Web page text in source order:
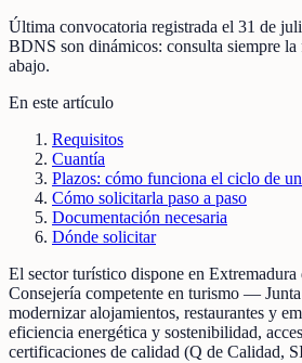
Última convocatoria registrada el 31 de
BDNS son dinámicos: consulta siempre
abajo.
En este artículo
Requisitos
Cuantía
Plazos: cómo funciona el ciclo de
Cómo solicitarla paso a paso
Documentación necesaria
Dónde solicitar
El sector turístico dispone en Extremadura
Consejería competente en turismo —
modernizar alojamientos, restaurantes y
eficiencia energética y sostenibilidad,
certificaciones de calidad (Q de Calidad,